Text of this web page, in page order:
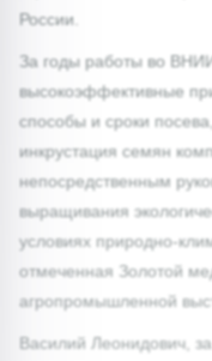
России.
За годы работы во
высокоэффективные
способы и сроки
инкрустация семян
непосредственным
выращивания
условиях природно-
отмеченная Золотой
агропромышленной
Василий Леонидович,